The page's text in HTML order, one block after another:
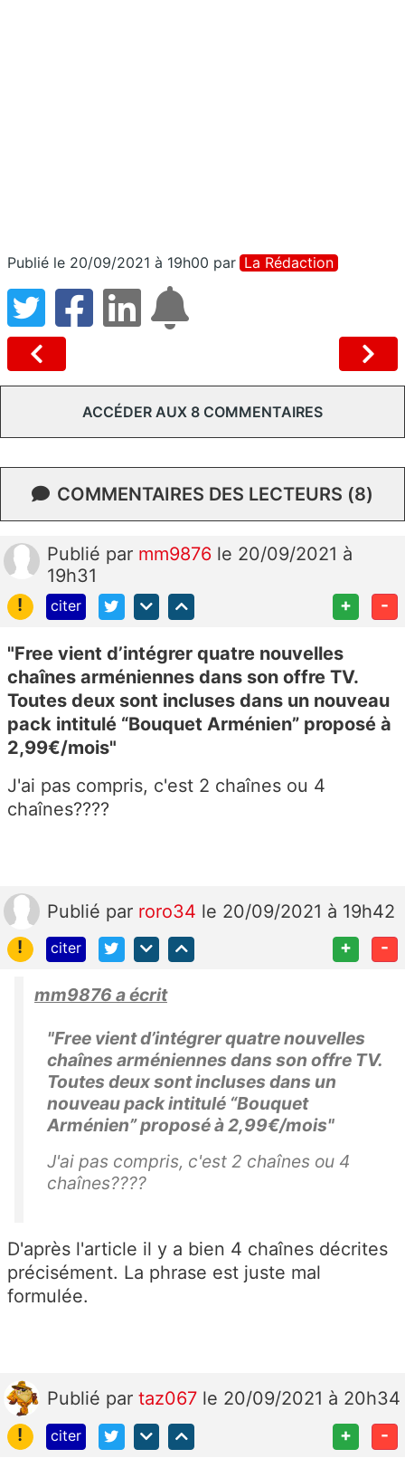
Publié le 20/09/2021 à 19h00 par La Rédaction
ACCÉDER AUX 8 COMMENTAIRES
COMMENTAIRES DES LECTEURS (8)
Publié par mm9876 le 20/09/2021 à
19h31
!
citer + -
"Free vient d’intégrer quatre nouvelles
chaînes arméniennes dans son offre TV.
Toutes deux sont incluses dans un nouveau
pack intitulé “Bouquet Arménien” proposé à
2,99€/mois"
J'ai pas compris, c'est 2 chaînes ou 4
chaînes????
Publié par roro34 le 20/09/2021 à 19h42
!
citer + -
mm9876 a écrit
"Free vient d’intégrer quatre nouvelles
chaînes arméniennes dans son offre TV.
Toutes deux sont incluses dans un
nouveau pack intitulé “Bouquet
Arménien” proposé à 2,99€/mois"
J'ai pas compris, c'est 2 chaînes ou 4
chaînes????
D'après l'article il y a bien 4 chaînes décrites
précisément. La phrase est juste mal
formulée.
Publié par taz067 le 20/09/2021 à 20h34
!
citer + -